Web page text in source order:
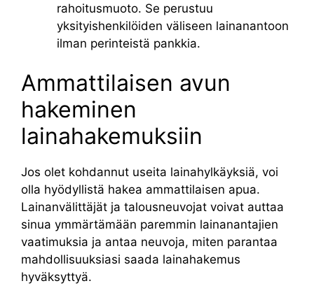
rahoitusmuoto. Se perustuu
yksityishenkilöiden väliseen lainanantoon
ilman perinteistä pankkia.
Ammattilaisen avun
hakeminen
lainahakemuksiin
Jos olet kohdannut useita lainahylkäyksiä, voi
olla hyödyllistä hakea ammattilaisen apua.
Lainanvälittäjät ja talousneuvojat voivat auttaa
sinua ymmärtämään paremmin lainanantajien
vaatimuksia ja antaa neuvoja, miten parantaa
mahdollisuuksiasi saada lainahakemus
hyväksyttyä.